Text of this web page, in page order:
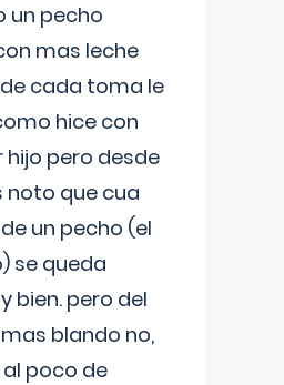
un pecho
mas leche
cada toma le
hice con
hijo pero desde
noto que cua
un pecho (el
se queda
bien. pero del
blando no,
poco de